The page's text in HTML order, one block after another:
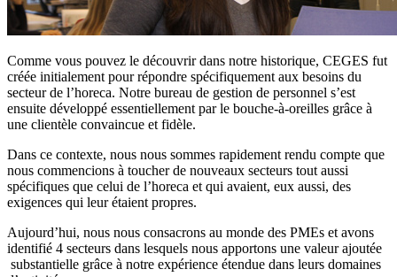
Comme vous pouvez le découvrir dans notre historique, CEGES fut
créée initialement pour répondre spécifiquement aux besoins du
secteur de l’horeca. Notre bureau de gestion de personnel s’est
ensuite développé essentiellement par le bouche-à-oreilles grâce à
une clientèle convaincue et fidèle.
Dans ce contexte, nous nous sommes rapidement rendu compte que
nous commencions à toucher de nouveaux secteurs tout aussi
spécifiques que celui de l’horeca et qui avaient, eux aussi, des
exigences qui leur étaient propres.
Aujourd’hui, nous nous consacrons au monde des PMEs et avons
identifié 4 secteurs dans lesquels nous apportons une valeur ajoutée
substantielle grâce à notre expérience étendue dans leurs domaines